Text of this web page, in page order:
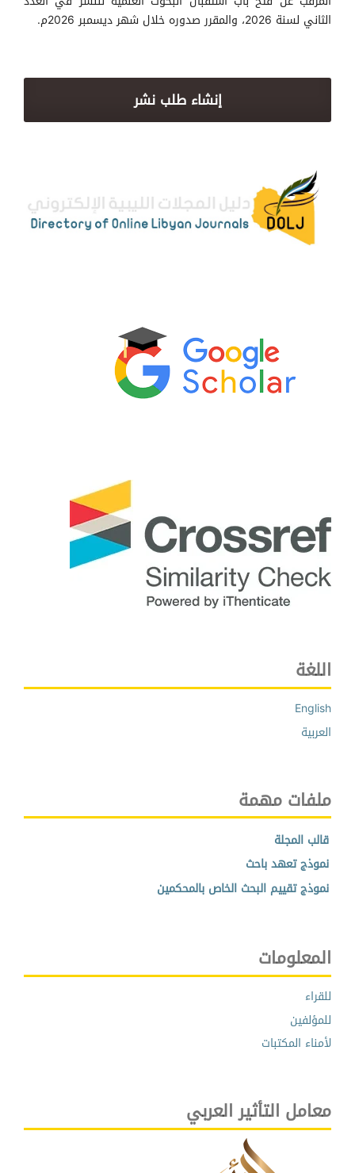
الثاني لسنة 2026، والمقرر صدوره خلال شهر ديسمبر 2026م.
إنشاء طلب نشر
اللغة
English
العربية
ملفات مهمة
قالب المجلة
نموذج تعهد باحث
نموذج تقييم البحث الخاص بالمحكمين
المعلومات
للقراء
للمؤلفين
لأمناء المكتبات
معامل التأثير العربي